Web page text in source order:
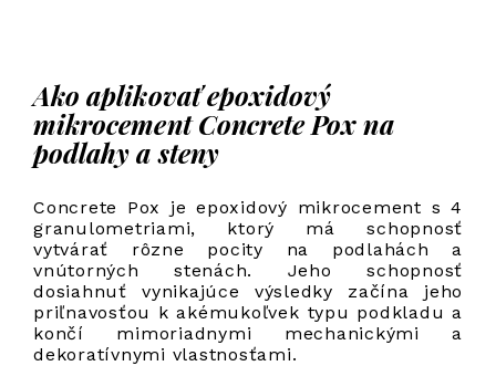
Ako aplikovať epoxidový
mikrocement Concrete Pox na
podlahy a steny
Concrete Pox je epoxidový mikrocement s 4
granulometriami, ktorý má schopnosť
vytvárať rôzne pocity na podlahách a
vnútorných stenách. Jeho schopnosť
dosiahnuť vynikajúce výsledky začína jeho
priľnavosťou k akémukoľvek typu podkladu a
končí mimoriadnymi mechanickými a
dekoratívnymi vlastnosťami.